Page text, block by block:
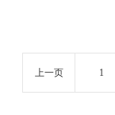
上一页 1